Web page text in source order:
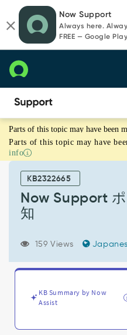
page
content
chat
Now Support
Always here.
FREE — Google Play
Now
Support
ー
and
Parts of this topic may have been
Parts of this topic may have
info
KB2322665
Now Support
知
159 Views
KB Summary by Now
Assist